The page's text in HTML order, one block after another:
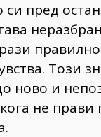
пред
Този
ново и
не прави